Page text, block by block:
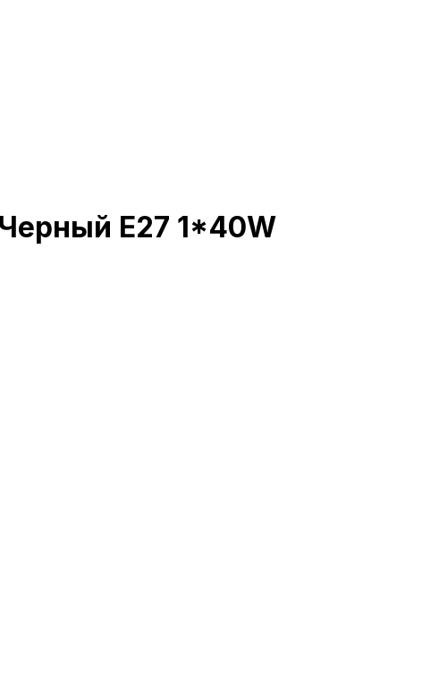
E27 1*40W